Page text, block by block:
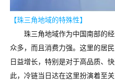
【珠三角地域的特殊性】
珠三角地域作为中国南部的
众多，而且消费力强。这里的居
日益增长，特别是对于高品质、
此，冷链当日达在这里扮演着至关